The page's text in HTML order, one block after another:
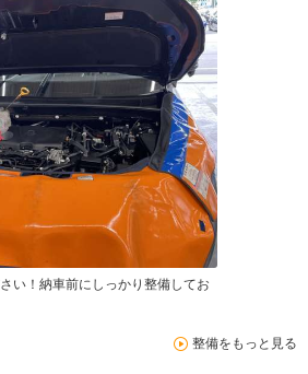
い！納車前にしっかり整備してお
整備をもっと見る